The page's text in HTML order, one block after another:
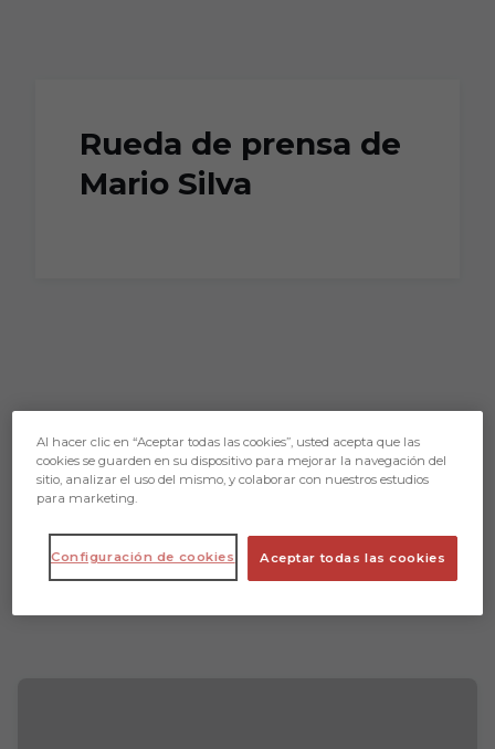
Rueda de prensa de
Mario Silva
Al hacer clic en “Aceptar todas las cookies”, usted acepta que las
cookies se guarden en su dispositivo para mejorar la navegación del
sitio, analizar el uso del mismo, y colaborar con nuestros estudios
para marketing.
Aceptar todas las cookies
Configuración de cookies